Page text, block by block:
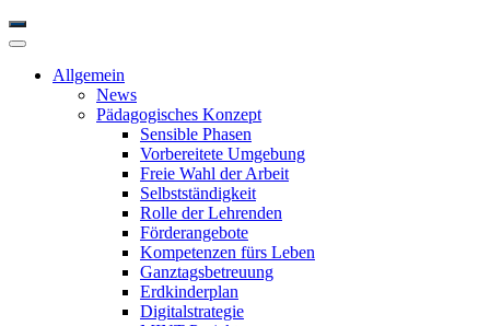
Allgemein
News
Pädagogisches Konzept
Sensible Phasen
Vorbereitete Umgebung
Freie Wahl der Arbeit
Selbstständigkeit
Rolle der Lehrenden
Förderangebote
Kompetenzen fürs Leben
Ganztagsbetreuung
Erdkinderplan
Digitalstrategie